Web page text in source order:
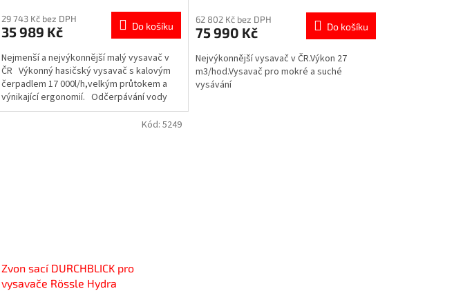
29 743 Kč bez DPH
35 989 Kč Do košíku
Nejmenší a nejvýkonnější malý vysavač v
ČR Výkonný hasičský vysavač s kalovým
čerpadlem 17 000l/h,velkým průtokem a
výnikající ergonomií. Odčerpávání vody
po...
62 802 Kč bez DPH
75 990 Kč Do košíku
Nejvýkonnější vysavač v ČR.Výkon 27
m3/hod.Vysavač pro mokré a suché
vysávání
Zvon sací DURCHBLICK pro
vysavače Rössle Hydra
Kód: 5249